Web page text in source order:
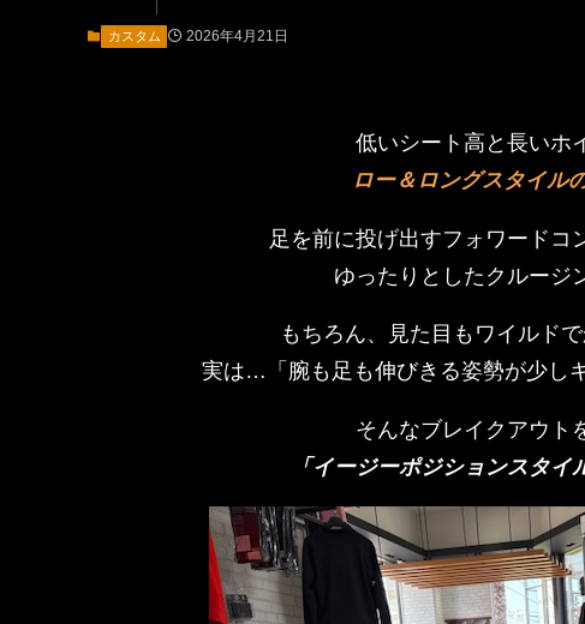
カスタム 2026年4月21日
低いシート高と長いホ
ロー＆ロングスタイル
足を前に投げ出すフォワードコ
ゆったりとしたクルージ
もちろん、見た目もワイルド
実は…「腕も足も伸びきる姿勢が少し
そんなブレイクアウト
「イージーポジションスタイ